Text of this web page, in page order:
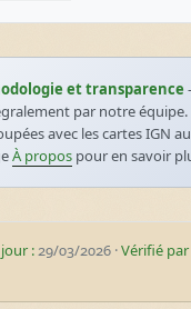
et transparence
par notre équipe.
avec les cartes IGN
À propos pour en savoir
:29/03/2026 ·Vérifié par